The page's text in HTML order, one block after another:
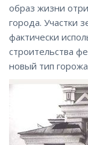
образ жизни
города. Участки
фактически
строительства
новый тип